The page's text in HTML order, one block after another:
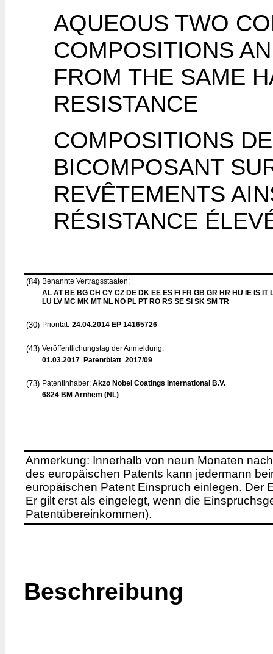
AQUEOUS TWO
COMPOSITIONS
FROM THE SAME
RESISTANCE
COMPOSITIONS
BICOMPOSANT
REVÊTEMENTS
RÉSISTANCE
(84) Benannte Vertragsstaaten:
AL AT BE BG CH CY CZ DE DK EE ES FI FR GB GR HR HU IE IS IT
LU LV MC MK MT NL NO PL PT RO RS SE SI SK SM TR
(30) Priorität: 24.04.2014 EP 14165726
(43) Veröffentlichungstag der Anmeldung:
01.03.2017 Patentblatt 2017/09
(73) Patentinhaber: Akzo Nobel Coatings International B.V.
6824 BM Arnhem (NL)
Anmerkung: Innerhalb von neun Monaten
des europäischen Patents kann jedermann
europäischen Patent Einspruch einlegen. Der
Er gilt erst als eingelegt, wenn die
Patentübereinkommen).
Beschreibung